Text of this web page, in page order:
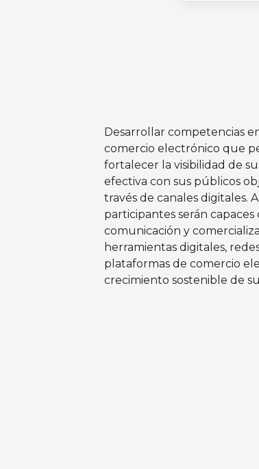
Desarrollar competencias
comercio electrónico que
fortalecer la visibilidad de
efectiva con sus públicos
través de canales digitales.
participantes serán
comunicación y
herramientas digitales,
plataformas de comercio
crecimiento sostenible de